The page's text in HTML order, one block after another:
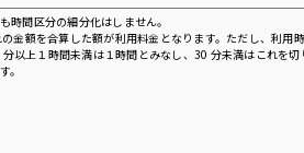
間区分の細分化はしません。
金額を合算した額が利用料金となります。ただし、利
以上１時間未満は１時間とみなし、30 分未満はこれを切
。